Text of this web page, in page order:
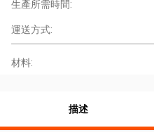
生產所需時間:
運送方式:
材料:
描述